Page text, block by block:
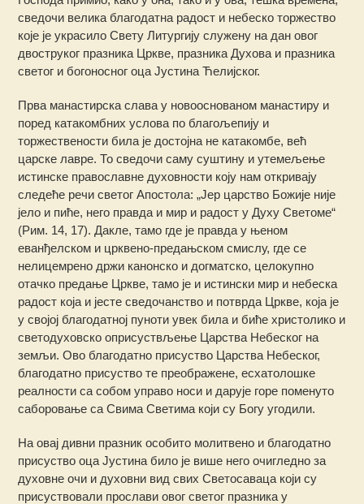
сведочи велика благодатна радост и небеско торжество
које је украсило Свету Литургију служену на дан овог
двоструког празника Цркве, празника Духова и празника
светог и богоносног оца Јустина Ћелијског.
Прва манастирска слава у новооснованом манастиру и
поред катакомбних услова по благољепију и
торжествености била је достојна не катакомбе, већ
царске лавре. То сведочи саму суштину и утемељење
истинске православне духовности коју нам откривају
следеће речи светог Апостола: „Јер царство Божије није
јело и пиће, него правда и мир и радост у Духу Светоме“
(Рим. 14, 17). Дакле, тамо где је правда у њеном
еванђелском и црквено-предањском смислу, где се
нелицемрено држи канонско и догматско, целокупно
отачко предање Цркве, тамо је и истински мир и небеска
радост која и јесте сведочанство и потврда Цркве, која је
у својој благодатној пуноти увек била и биће христолико и
светодуховско оприсуствљење Царства Небеског на
земљи. Ово благодатно присуство Царства Небеског,
благодатно присуство те преображене, есхатолошке
реалности са собом управо носи и дарује горе поменуто
саборовање са Свима Светима који су Богу угодили.
На овај дивни прaзник особито молитвено и благодатно
присуство оца Јустина било је више него очигледно за
духовне очи и духовни вид свих Светосаваца који су
присуствовали прослави овог светог празника у